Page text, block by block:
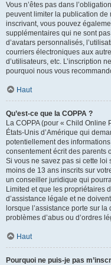
Vous n’êtes pas dans
peuvent limiter la publication de
inscrivant, vous pouvez
supplémentaires qui ne sont
d’avatars personnalisés,
courriers électroniques aux
d’utilisateurs, etc. L’inscription
pourquoi nous vous
Haut
Qu’est-ce que la COPPA ?
La COPPA (pour « Child Online
États-Unis d’Amérique qui
potentiellement des
consentement écrit des parents
Si vous ne savez pas si cette loi
moins de 13 ans inscrits sur
un conseiller juridique qui
Limited et que les propriétaires
d’assistance légale et ne
lorsque l’assistance porte sur
problèmes d’abus ou d’ordres
Haut
Pourquoi ne puis-je pas